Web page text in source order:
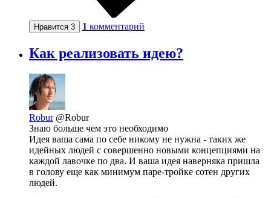
Нравится 3 1 комментарий
Как реализовать идею?
Robur @Robur
Знаю больше чем это необходимо
Идея ваша сама по себе никому не нужна - таких же
идейных людей с совершенно новыми концепциями на
каждой лавочке по два. И ваша идея наверняка пришла
в голову еще как минимум паре-тройке сотен других
людей.